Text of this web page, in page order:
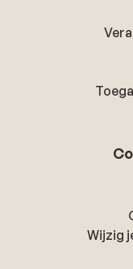
Wijzig